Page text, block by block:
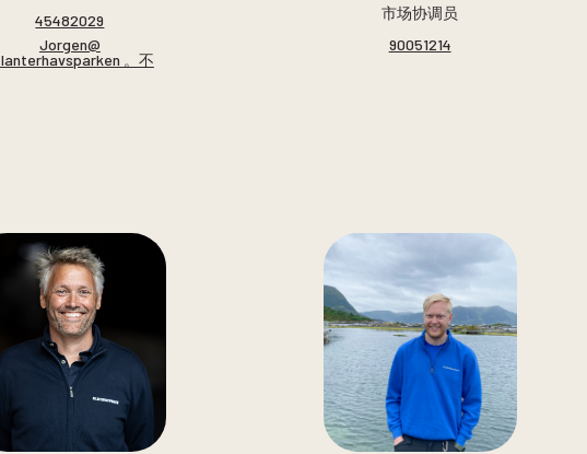
45482029
Jorgen@
。不
市场协调员
90051214